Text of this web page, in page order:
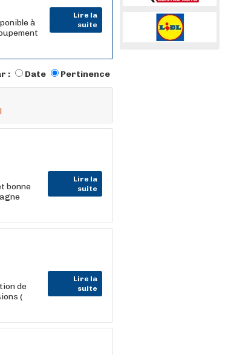
Lire la
suite
à
: Date Pertinence
Lire la
suite
bonne
Lire la
suite
de
(